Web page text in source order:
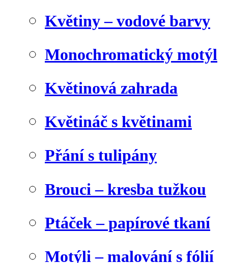
Květiny – vodové barvy
Monochromatický motýl
Květinová zahrada
Květináč s květinami
Přání s tulipány
Brouci – kresba tužkou
Ptáček – papírové tkaní
Motýli – malování s fólií